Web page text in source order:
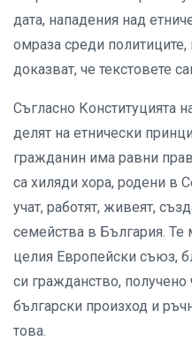
дата, нападения над
омраза среди
доказват, че текстовете
Съгласно Конституцията
делят на етнически
гражданин има равни
са хиляди хора, родени в
учат, работят, живеят,
семейства в България. Те
целия Европейски съюз,
си гражданство, получено
български произход и
това.